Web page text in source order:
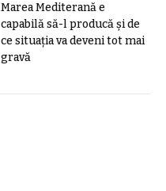
Marea Mediterană e
capabilă să-l producă și de
ce situația va deveni tot mai
gravă